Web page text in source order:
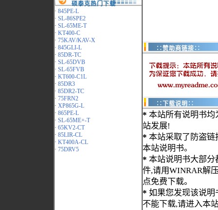
硕泰克热门下载
· 845PE-L
· SL-86SPE2
· SL-65ME-T
· KT400-C
· 75KAV/KAV-X
· 845GLI-L
· 85DR-TC
· SL-65DVB
· SL-65FVB
· KT600-C1L
· 85DR3
· 85DR2-TC
· 75FRN2
· XP865G-L
· 865PE-L
· SL-65ME+-T
· 65KV2-CT
· 85LIR-CL
· KT400A-CL
· 75DRV5
∷赞助商链接∷
∷下载说明∷
* 本站所有说明书均
站发展!
* 本站采取了防盗链
本站说明书。
* 本站说明书大部分
件,请用WINRAR解
点免费下载。
* 如果您发现该说明
不能下载,请进入本